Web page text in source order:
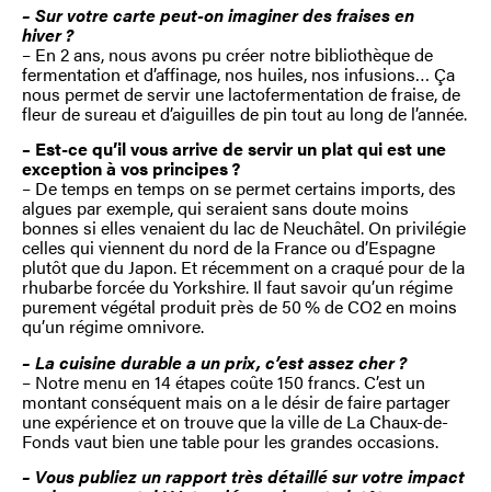
– Sur votre carte peut-on imaginer des fraises en
hiver ?
– En 2 ans, nous avons pu créer notre bibliothèque de
fermentation et d’affinage, nos huiles, nos infusions… Ça
nous permet de servir une lactofermentation de fraise, de
fleur de sureau et d’aiguilles de pin tout au long de l’année.
– Est-ce qu’il vous arrive de servir un plat qui est une
exception à vos principes ?
– De temps en temps on se permet certains imports, des
algues par exemple, qui seraient sans doute moins
bonnes si elles venaient du lac de Neuchâtel. On privilégie
celles qui viennent du nord de la France ou d’Espagne
plutôt que du Japon. Et récemment on a craqué pour de la
rhubarbe forcée du Yorkshire. Il faut savoir qu’un régime
purement végétal produit près de 50 % de CO2 en moins
qu’un régime omnivore.
– La cuisine durable a un prix, c’est assez cher ?
– Notre menu en 14 étapes coûte 150 francs. C’est un
montant conséquent mais on a le désir de faire partager
une expérience et on trouve que la ville de La Chaux-de-
Fonds vaut bien une table pour les grandes occasions.
– Vous publiez un rapport très détaillé sur votre impact